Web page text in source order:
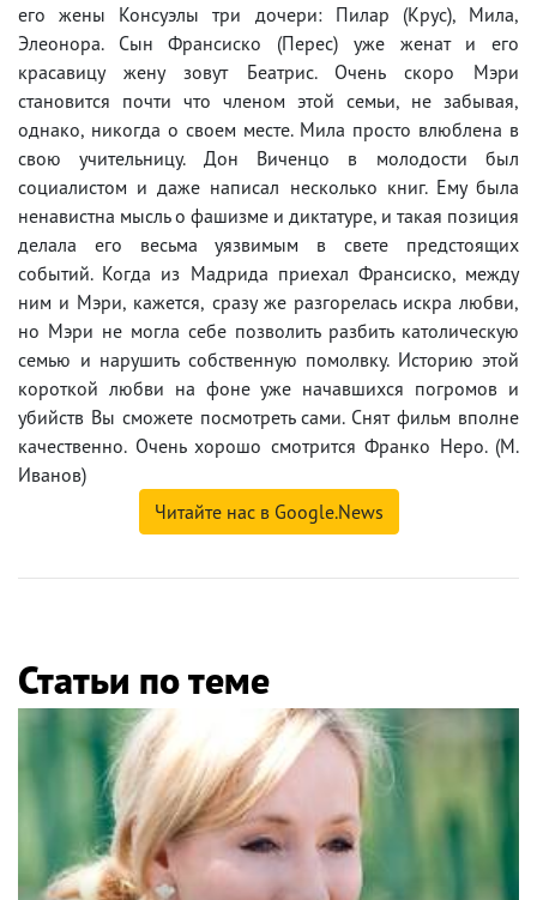
его жены Консуэлы три дочери: Пилар (Крус), Мила,
Элеонора. Сын Франсиско (Перес) уже женат и его
красавицу жену зовут Беатрис. Очень скоро Мэри
становится почти что членом этой семьи, не забывая,
однако, никогда о своем месте. Мила просто влюблена в
свою учительницу. Дон Виченцо в молодости был
социалистом и даже написал несколько книг. Ему была
ненавистна мысль о фашизме и диктатуре, и такая позиция
делала его весьма уязвимым в свете предстоящих
событий. Когда из Мадрида приехал Франсиско, между
ним и Мэри, кажется, сразу же разгорелась искра любви,
но Мэри не могла себе позволить разбить католическую
семью и нарушить собственную помолвку. Историю этой
короткой любви на фоне уже начавшихся погромов и
убийств Вы сможете посмотреть сами. Снят фильм вполне
качественно. Очень хорошо смотрится Франко Неро. (М.
Иванов)
Читайте нас в Google.News
Статьи по теме